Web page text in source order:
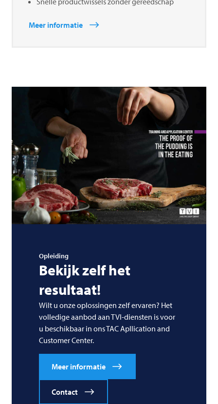
Meer informatie
Opleiding
Bekijk zelf het
resultaat!
Wilt u onze oplossingen zelf ervaren? Het
volledige aanbod aan TVI-diensten is voor
u beschikbaar in ons TAC Apllication and
Customer Center.
Meer informatie
Contact